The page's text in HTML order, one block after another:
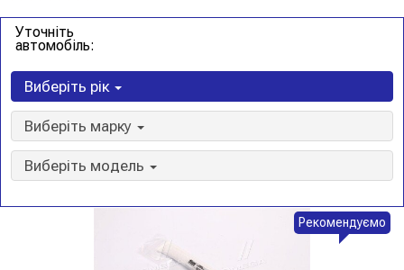
Уточніть
автомобіль:
Виберіть рік
Виберіть марку
Виберіть модель
Рекомендуємо